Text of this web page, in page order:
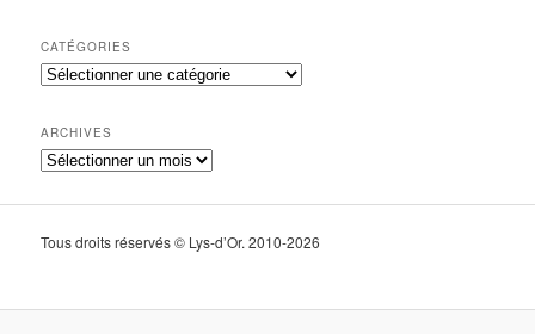
CATÉGORIES
Catégories
ARCHIVES
Archives
Tous droits réservés © Lys-d’Or. 2010-2026